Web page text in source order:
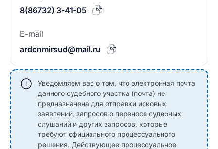
8(86732) 3-41-05
E-mail
ardonmirsud@mail.ru
Уведомляем вас о том, что электронная почта
данного судебного участка (почта) не
предназначена для отправки исковых
заявлений, запросов о переносе судебных
слушаний и других запросов, которые
требуют официального процессуального
решения. Действующее процессуальное